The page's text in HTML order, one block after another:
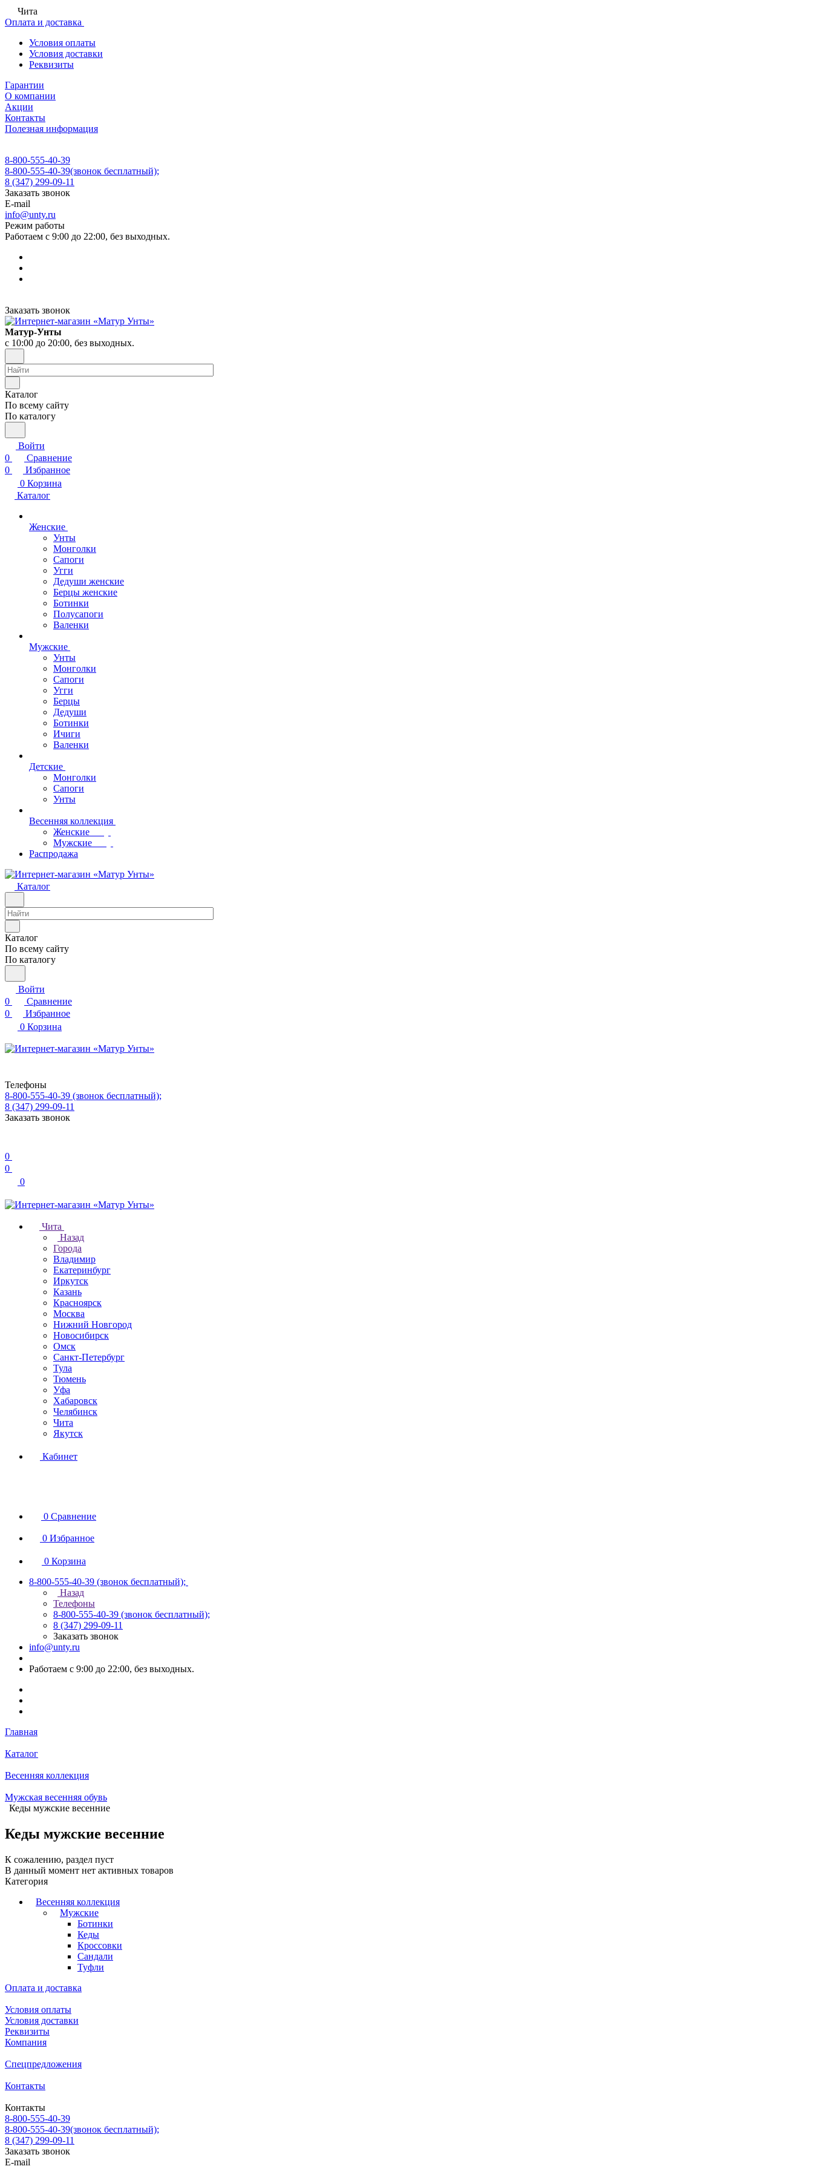
Чита
Оплата и доставка
Условия оплаты
Условия доставки
Реквизиты
Гарантии
О компании
Акции
Контакты
Полезная информация
8-800-555-40-39
8-800-555-40-39(звонок бесплатный);
8 (347) 299-09-11
Заказать звонок
E-mail
info@unty.ru
Режим работы
Работаем с 9:00 до 22:00, без выходных.
Заказать звонок
Матур-Унты
с 10:00 до 20:00, без выходных.
Каталог
По всему сайту
По каталогу
Войти
0
Сравнение
0
Избранное
0 Корзина
Каталог
Женские
Унты
Монголки
Сапоги
Угги
Дедуши женские
Берцы женские
Ботинки
Полусапоги
Валенки
Мужские
Унты
Монголки
Сапоги
Угги
Берцы
Дедуши
Ботинки
Ичиги
Валенки
Детские
Монголки
Сапоги
Унты
Весенняя коллекция
Женские
Мужские
Распродажа
Каталог
Каталог
По всему сайту
По каталогу
Войти
0
Сравнение
0
Избранное
0 Корзина
Телефоны
8-800-555-40-39 (звонок бесплатный);
8 (347) 299-09-11
Заказать звонок
0
0
0
Чита
Назад
Города
Владимир
Екатеринбург
Иркутск
Казань
Красноярск
Москва
Нижний Новгород
Новосибирск
Омск
Санкт-Петербург
Тула
Тюмень
Уфа
Хабаровск
Челябинск
Чита
Якутск
Кабинет
0 Сравнение
0 Избранное
0 Корзина
8-800-555-40-39 (звонок бесплатный);
Назад
Телефоны
8-800-555-40-39 (звонок бесплатный);
8 (347) 299-09-11
Заказать звонок
info@unty.ru
Работаем с 9:00 до 22:00, без выходных.
Главная
Каталог
Весенняя коллекция
Мужская весенняя обувь
Кеды мужские весенние
Кеды мужские весенние
К сожалению, раздел пуст
В данный момент нет активных товаров
Категория
Весенняя коллекция
Мужские
Ботинки
Кеды
Кроссовки
Сандали
Туфли
Оплата и доставка
Условия оплаты
Условия доставки
Реквизиты
Компания
Спецпредложения
Контакты
Контакты
8-800-555-40-39
8-800-555-40-39(звонок бесплатный);
8 (347) 299-09-11
Заказать звонок
E-mail